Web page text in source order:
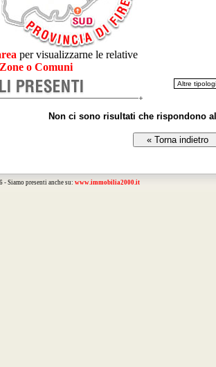
per visualizzarne le relative
Zone o Comuni
Non ci sono risultati che rispondono
Siamo presenti anche su: www.immobilia2000.it